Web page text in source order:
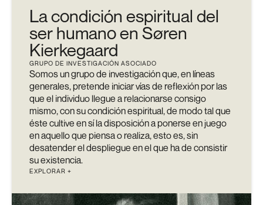
La condición espiritual del
ser humano en Søren
Kierkegaard
GRUPO DE INVESTIGACIÓN ASOCIADO
Somos un grupo de investigación que, en líneas
generales, pretende iniciar vías de reflexión por las
que el individuo llegue a relacionarse consigo
mismo, con su condición espiritual, de modo tal que
éste cultive en sí la disposición a ponerse en juego
en aquello que piensa o realiza, esto es, sin
desatender el despliegue en el que ha de consistir
su existencia.
EXPLORAR +